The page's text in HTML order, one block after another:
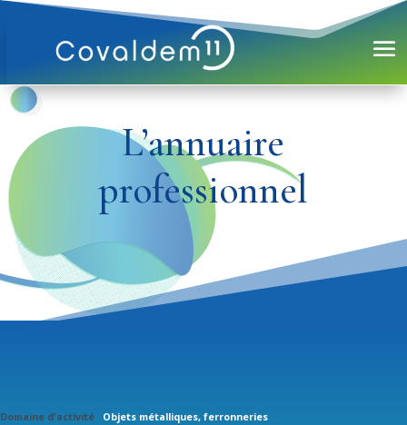
L’annuaire
professionnel
Domaine d'activité Objets métalliques, ferronneries